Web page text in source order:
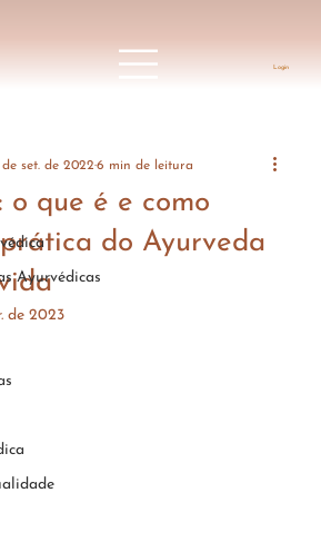
Login
Ayurvédicas
o que é e como
do Ayurveda
de set. de 20226 min de leitura
de 2023